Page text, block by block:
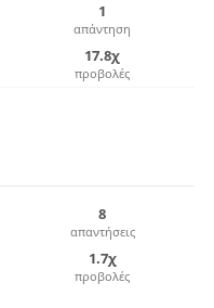
1
απάντηση
17.8χ
προβολές
8
απαντήσεις
1.7χ
προβολές